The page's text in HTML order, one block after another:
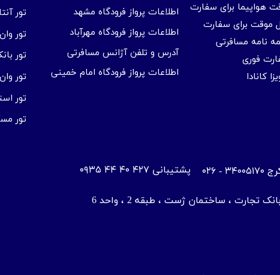
تجارت ، ساختمان ژست ، طبقه 2 ، واحد 6
- ۰۲۶ ​پشتیبانی ۴۲۷ ۴۰ ۴۴ ۰۹۳۵
کانادا
هواپیما برای سفارت
موقت برای سفارت
اطلاعات پرواز فرودگاه امام خمینی
نامه مسافرتی
تور
تور
تور
تور
تور
تور
فوری
اطلاعات پرواز فرودگاه مهرآباد
اطلاعات پرواز فرودگاه مشهد
آدرس و تلفن آژانس مسافرتی